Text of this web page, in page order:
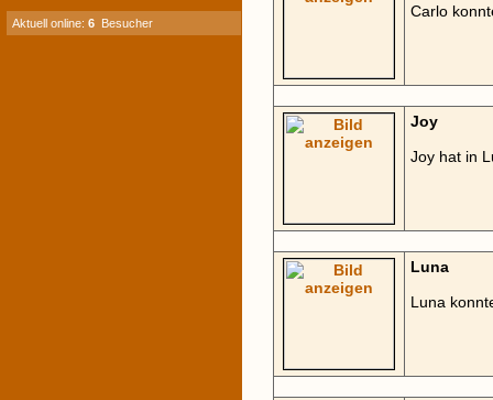
Aktuell online: 6 Besucher
Carlo
Joy
Joy hat in
Luna
Luna